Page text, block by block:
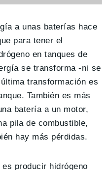
a unas baterías hace
para tener el
en tanques de
se transforma -ni se
transformación es
También es más
batería a un motor,
pila de combustible,
hay más pérdidas.
producir hidrógeno